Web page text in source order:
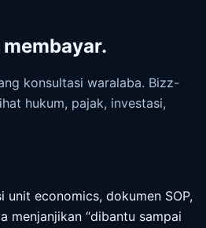
konsultasi waralaba. Bizz-
hukum, pajak, investasi,
economics, dokumen SOP,
menjanjikan “dibantu sampai